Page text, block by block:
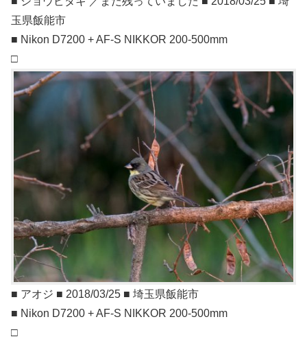
玉県飯能市
■ Nikon D7200 + AF-S NIKKOR 200-500mm
□
■ アオジ ■ 2018/03/25 ■ 埼玉県飯能市
■ Nikon D7200 + AF-S NIKKOR 200-500mm
□